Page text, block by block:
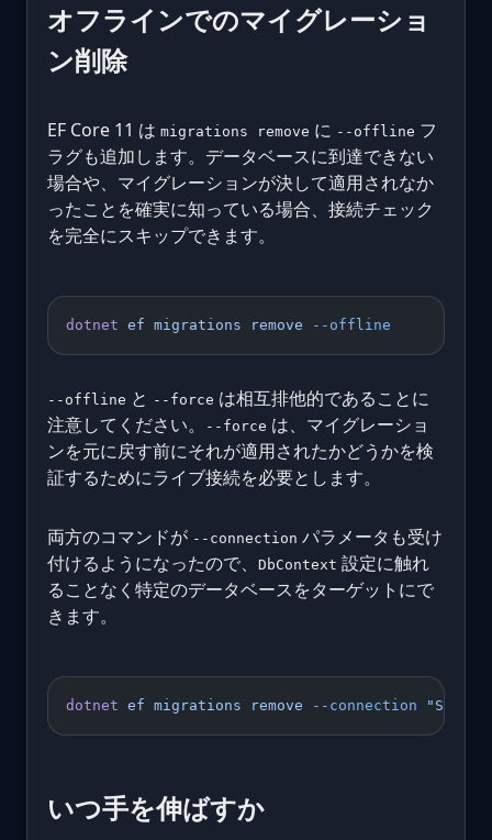
オフラインでのマイグレーショ
ン削除
EF Core 11 は migrations remove に --offline フ
ラグも追加します。データベースに到達できない
場合や、マイグレーションが決して適用されなか
ったことを確実に知っている場合、接続チェック
を完全にスキップできます。
dotnet ef migrations remove --offline
--offline と --force は相互排他的であることに
注意してください。
--force は、マイグレーショ
ンを元に戻す前にそれが適用されたかどうかを検
証するためにライブ接続を必要とします。
両方のコマンドが --connection パラメータも受け
付けるようになったので、
DbContext 設定に触れ
ることなく特定のデータベースをターゲットにで
きます。
dotnet ef migrations remove --connection
いつ手を伸ばすか